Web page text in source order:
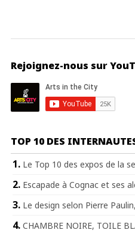
Rejoignez-nous sur
TOP 10 DES
Le Top 10 des expos de la
Escapade à Cognac et ses
Le design selon Pierre
CHAMBRE NOIRE, TOILE